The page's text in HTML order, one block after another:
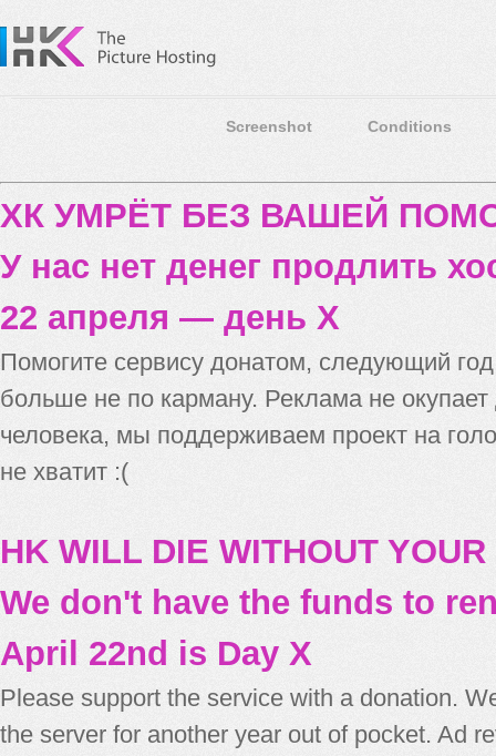
Screenshot Conditions
ХК УМРЁТ БЕЗ ВАШЕЙ
У нас нет денег продлить
22 апреля — день X
Помогите сервису донатом, следующий
больше не по карману. Реклама не
человека, мы поддерживаем проект на
не хватит :(
HK WILL DIE WITHOUT
We don't have the funds to
April 22nd is Day X
Please support the service with a donation.
the server for another year out of pocket. Ad